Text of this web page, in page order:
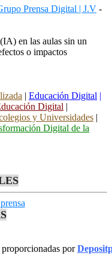
Prensa Digital | J.V -
en las aulas sin un
o impactos
| Educación Digital |
Digital |
y Universidades |
Digital de la
por